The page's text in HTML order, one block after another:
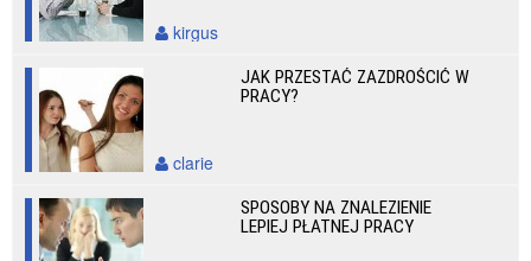
kirgus
JAK PRZESTAĆ ZAZDROŚCIĆ W
PRACY?
clarie
SPOSOBY NA ZNALEZIENIE
LEPIEJ PŁATNEJ PRACY